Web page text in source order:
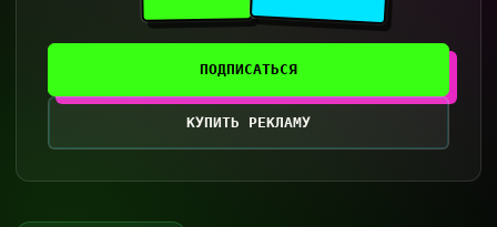
ПОДПИСАТЬСЯ
КУПИТЬ РЕКЛАМУ